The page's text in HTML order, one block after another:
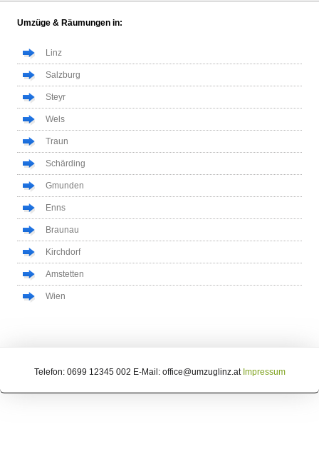
Umzüge & Räumungen in:
Linz
Salzburg
Steyr
Wels
Traun
Schärding
Gmunden
Enns
Braunau
Kirchdorf
Amstetten
Wien
Telefon: 0699 12345 002 E-Mail: office@umzuglinz.at Impressum